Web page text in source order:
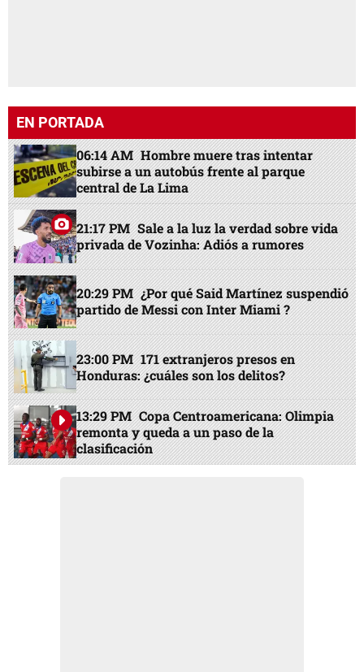
EN PORTADA
06:14 AM Hombre muere tras intentar
subirse a un autobús frente al parque
central de La Lima
21:17 PM Sale a la luz la verdad sobre vida
privada de Vozinha: Adiós a rumores
20:29 PM ¿Por qué Said Martínez suspendió
partido de Messi con Inter Miami ?
23:00 PM 171 extranjeros presos en
Honduras: ¿cuáles son los delitos?
13:29 PM Copa Centroamericana: Olimpia
remonta y queda a un paso de la
clasificación